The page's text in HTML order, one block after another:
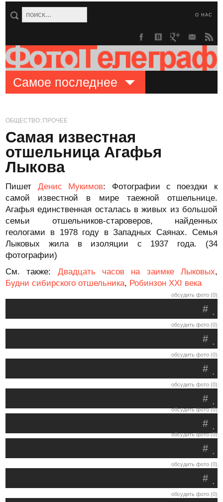
О НАС
Самое последнее
ОБЩЕСТВО::ПРОЧЕЕ
Самая известная
отшельница Агафья
Лыкова
Пишет Денис Мукимов: Фотографии с поездки к
самой известной в мире таежной отшельнице.
Агафья единственная осталась в живых из большой
семьи отшельников-староверов, найденных
геологами в 1978 году в Западных Саянах. Семья
Лыковых жила в изоляции с 1937 года. (34
фотографии)
См. также: Двадцать часов на заимке Лыковых,
Будни сибирского отшельника, Робинзон XXI века
обсудить фото (0)
.
#
обсудить фото (0)
.
#
обсудить фото (0)
.
#
обсудить фото (0)
.
#
обсудить фото (0)
.
#
обсудить фото (0)
.
#
обсудить фото (0)
.
#
обсудить фото (0)